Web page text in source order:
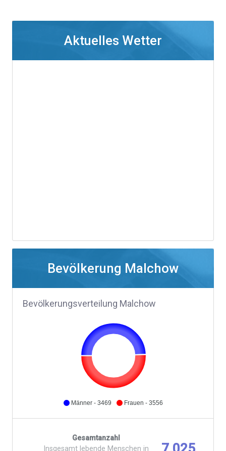
Aktuelles Wetter
Bevölkerung Malchow
Bevölkerungsverteilung Malchow
Männer - 3469 Frauen - 3556
Gesamtanzahl
Insgesamt lebende Menschen in